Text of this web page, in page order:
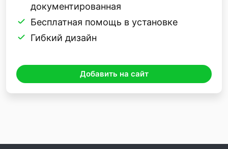
документированная
Бесплатная помощь в установке
Гибкий дизайн
Добавить на сайт